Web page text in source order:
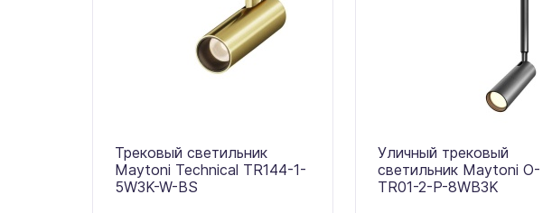
Трековый светильник
Maytoni Technical TR144-1-
5W3K-W-BS
Уличный трековый
светильник Maytoni O-
TR01-2-P-8WB3K